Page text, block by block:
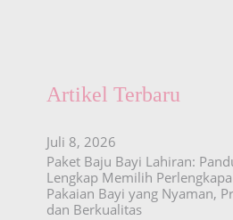
Artikel Terbaru
Juli 8, 2026
Paket Baju Bayi Lahiran:
Lengkap Memilih
Pakaian Bayi yang Nyaman,
dan Berkualitas